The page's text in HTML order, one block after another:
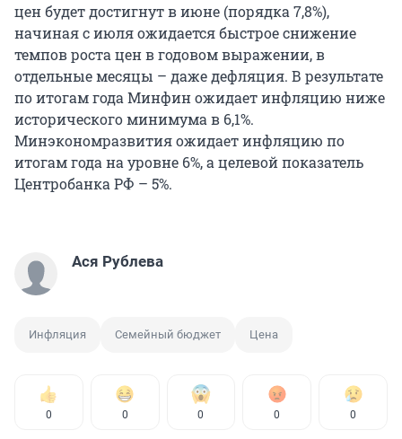
цен будет достигнут в июне (порядка 7,8%),
начиная с июля ожидается быстрое снижение
темпов роста цен в годовом выражении, в
отдельные месяцы – даже дефляция. В результате
по итогам года Минфин ожидает инфляцию ниже
исторического минимума в 6,1%.
Минэкономразвития ожидает инфляцию по
итогам года на уровне 6%, а целевой показатель
Центробанка РФ – 5%.
Ася Рублева
Инфляция Семейный бюджет Цена
0 0 0 0 0